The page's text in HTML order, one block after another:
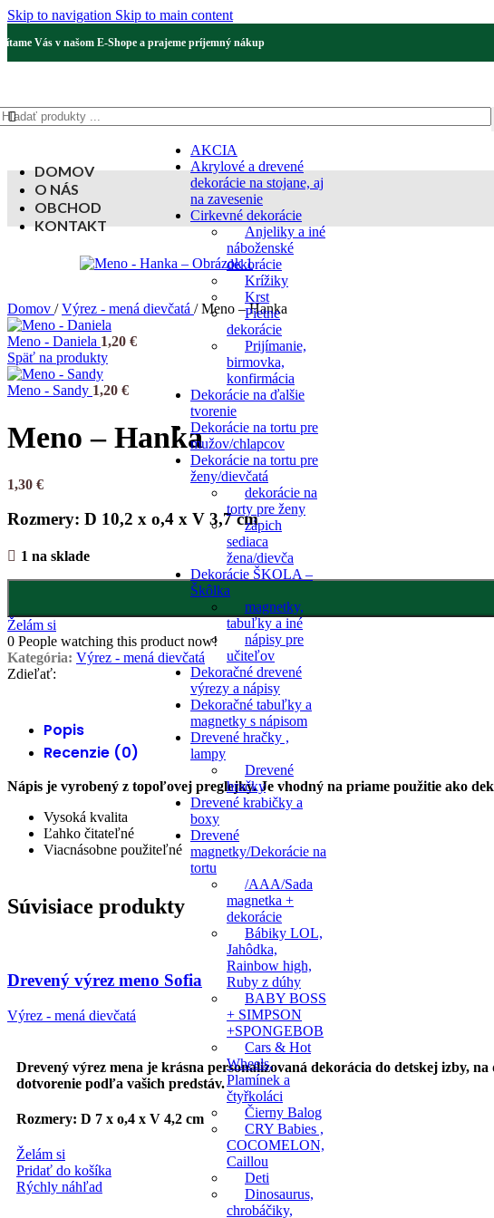
Skip to navigation Skip to main content
Vás v našom E-Shope a prajeme príjemný nákup
AKCIA
Akrylové a drevené
dekorácie na stojane, aj
na zavesenie
Cirkevné dekorácie
Anjeliky a iné
náboženské
dekorácie
Krížiky
Krst
Pietne
dekorácie
Prijímanie,
birmovka,
konfirmácia
Dekorácie na ďalšie
tvorenie
Dekorácie na tortu pre
mužov/chlapcov
Dekorácie na tortu pre
ženy/dievčatá
dekorácie na
torty pre ženy
zápich
sediaca
žena/dievča
Dekorácie ŠKOLA –
Škôlka
magnetky,
tabuľky a iné
nápisy pre
učiteľov
Dekoračné drevené
výrezy a nápisy
Dekoračné tabuľky a
magnetky s nápisom
Drevené hračky ,
lampy
Drevené
hračky
Drevené krabičky a
boxy
Drevené
magnetky/Dekorácie na
tortu
/AAA/Sada
magnetka +
dekorácie
Bábiky LOL,
Jahôdka,
Rainbow high,
Ruby z dúhy
BABY BOSS
+ SIMPSON
+SPONGEBOB
Cars & Hot
Wheels,
Plamínek a
čtyřkoláci
Čierny Balog
CRY Babies ,
COCOMELON,
Caillou
Deti
Dinosaurus,
chrobáčiky,
DOMOV
O NÁS
OBCHOD
KONTAKT
Domov / Výrez - mená dievčatá / Meno – Hanka
Meno - Daniela 1,20 €
Späť na produkty
Meno - Sandy 1,20 €
Meno – Hanka
1,30 €
Rozmery: D 10,2 x o,4 x V 3,7 cm
1 na sklade
Želám si
0 People watching this product now!
Kategória: Výrez - mená dievčatá
Zdieľať:
Popis
Recenzie (0)
Nápis je vyrobený z topoľovej preglejky. Je vhodný na priame použitie ako
Vysoká kvalita
Ľahko čitateľné
Viacnásobne použiteľné
Súvisiace produkty
Drevený výrez meno Sofia
Výrez - mená dievčatá
Drevený výrez mena je krásna personalizovaná dekorácia do detskej izby,
dotvorenie podľa vašich predstáv.
Rozmery: D 7 x o,4 x V 4,2 cm
Želám si
Pridať do košíka
Rýchly náhľad